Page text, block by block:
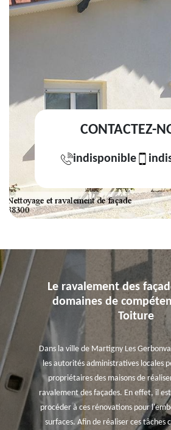
CONTACTEZ-
indisponible
Le ravalement des
domaines de
Toiture
Dans la ville de Martigny Les
les autorités administratives locales
propriétaires des maisons de
ravalement des façades. En effet, il
procéder à ces rénovations pour
surfaces. Afin de réaliser ces tâches